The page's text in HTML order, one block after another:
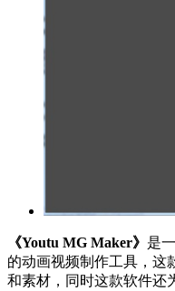
《Youtu MG Maker》 是
的动画视频制作工具，这
和素材，同时这款软件还